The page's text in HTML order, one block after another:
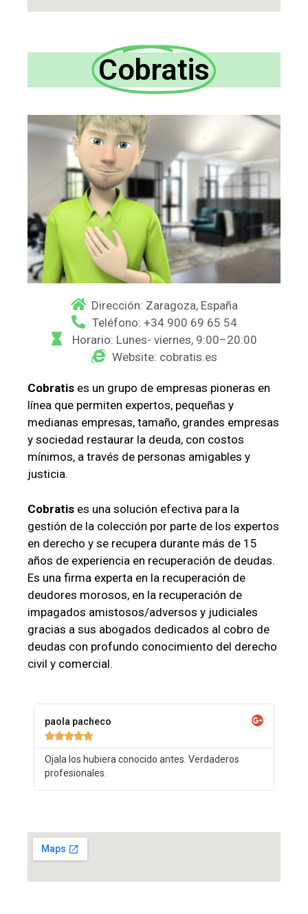
Cobratis
Dirección: Zaragoza, España
Teléfono: +34 900 69 65 54
Horario: Lunes- viernes, 9:00–20:00
Website: cobratis.es
Cobratis es un grupo de empresas pioneras en
línea que permiten expertos, pequeñas y
medianas empresas, tamaño, grandes empresas
y sociedad restaurar la deuda, con costos
mínimos, a través de personas amigables y
justicia.
Cobratis es una solución efectiva para la
gestión de la colección por parte de los expertos
en derecho y se recupera durante más de 15
años de experiencia en recuperación de deudas.
Es una firma experta en la recuperación de
deudores morosos, en la recuperación de
impagados amistosos/adversos y judiciales
gracias a sus abogados dedicados al cobro de
deudas con profundo conocimiento del derecho
civil y comercial.
paola pacheco

Ojala los hubiera conocido antes. Verdaderos
profesionales.